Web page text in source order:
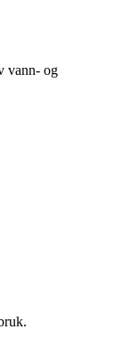
vann- og